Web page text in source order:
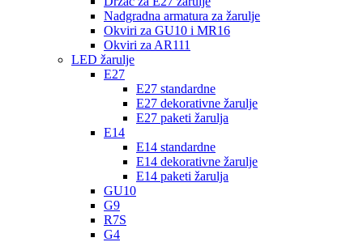
Nadgradna armatura za žarulje
Okviri za GU10 i MR16
Okviri za AR111
LED žarulje
E27
E27 standardne
E27 dekorativne žarulje
E27 paketi žarulja
E14
E14 standardne
E14 dekorativne žarulje
E14 paketi žarulja
GU10
G9
R7S
G4